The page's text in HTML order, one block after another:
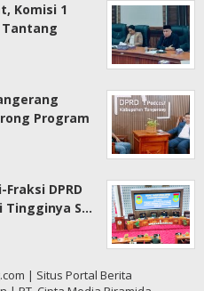
Komisi 1
Tantang
Program
DPRD
Tingginya S…
| Situs Portal Berita